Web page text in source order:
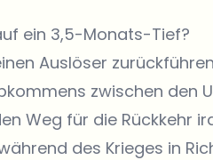
ein 3,5-Monats-Tief?
Auslöser
zwischen den
Weg für die Rückkehr
des Krieges in